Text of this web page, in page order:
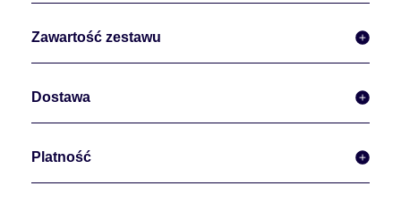
Zawartość zestawu
Dostawa
Platność